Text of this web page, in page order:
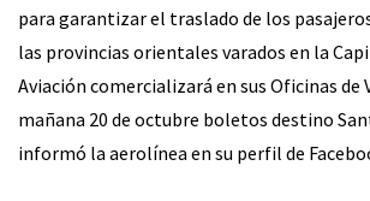
para garantizar el traslado de los
las provincias orientales varados en la
Aviación comercializará en sus Oficinas de
mañana 20 de octubre boletos destino
informó la aerolínea en su perfil de